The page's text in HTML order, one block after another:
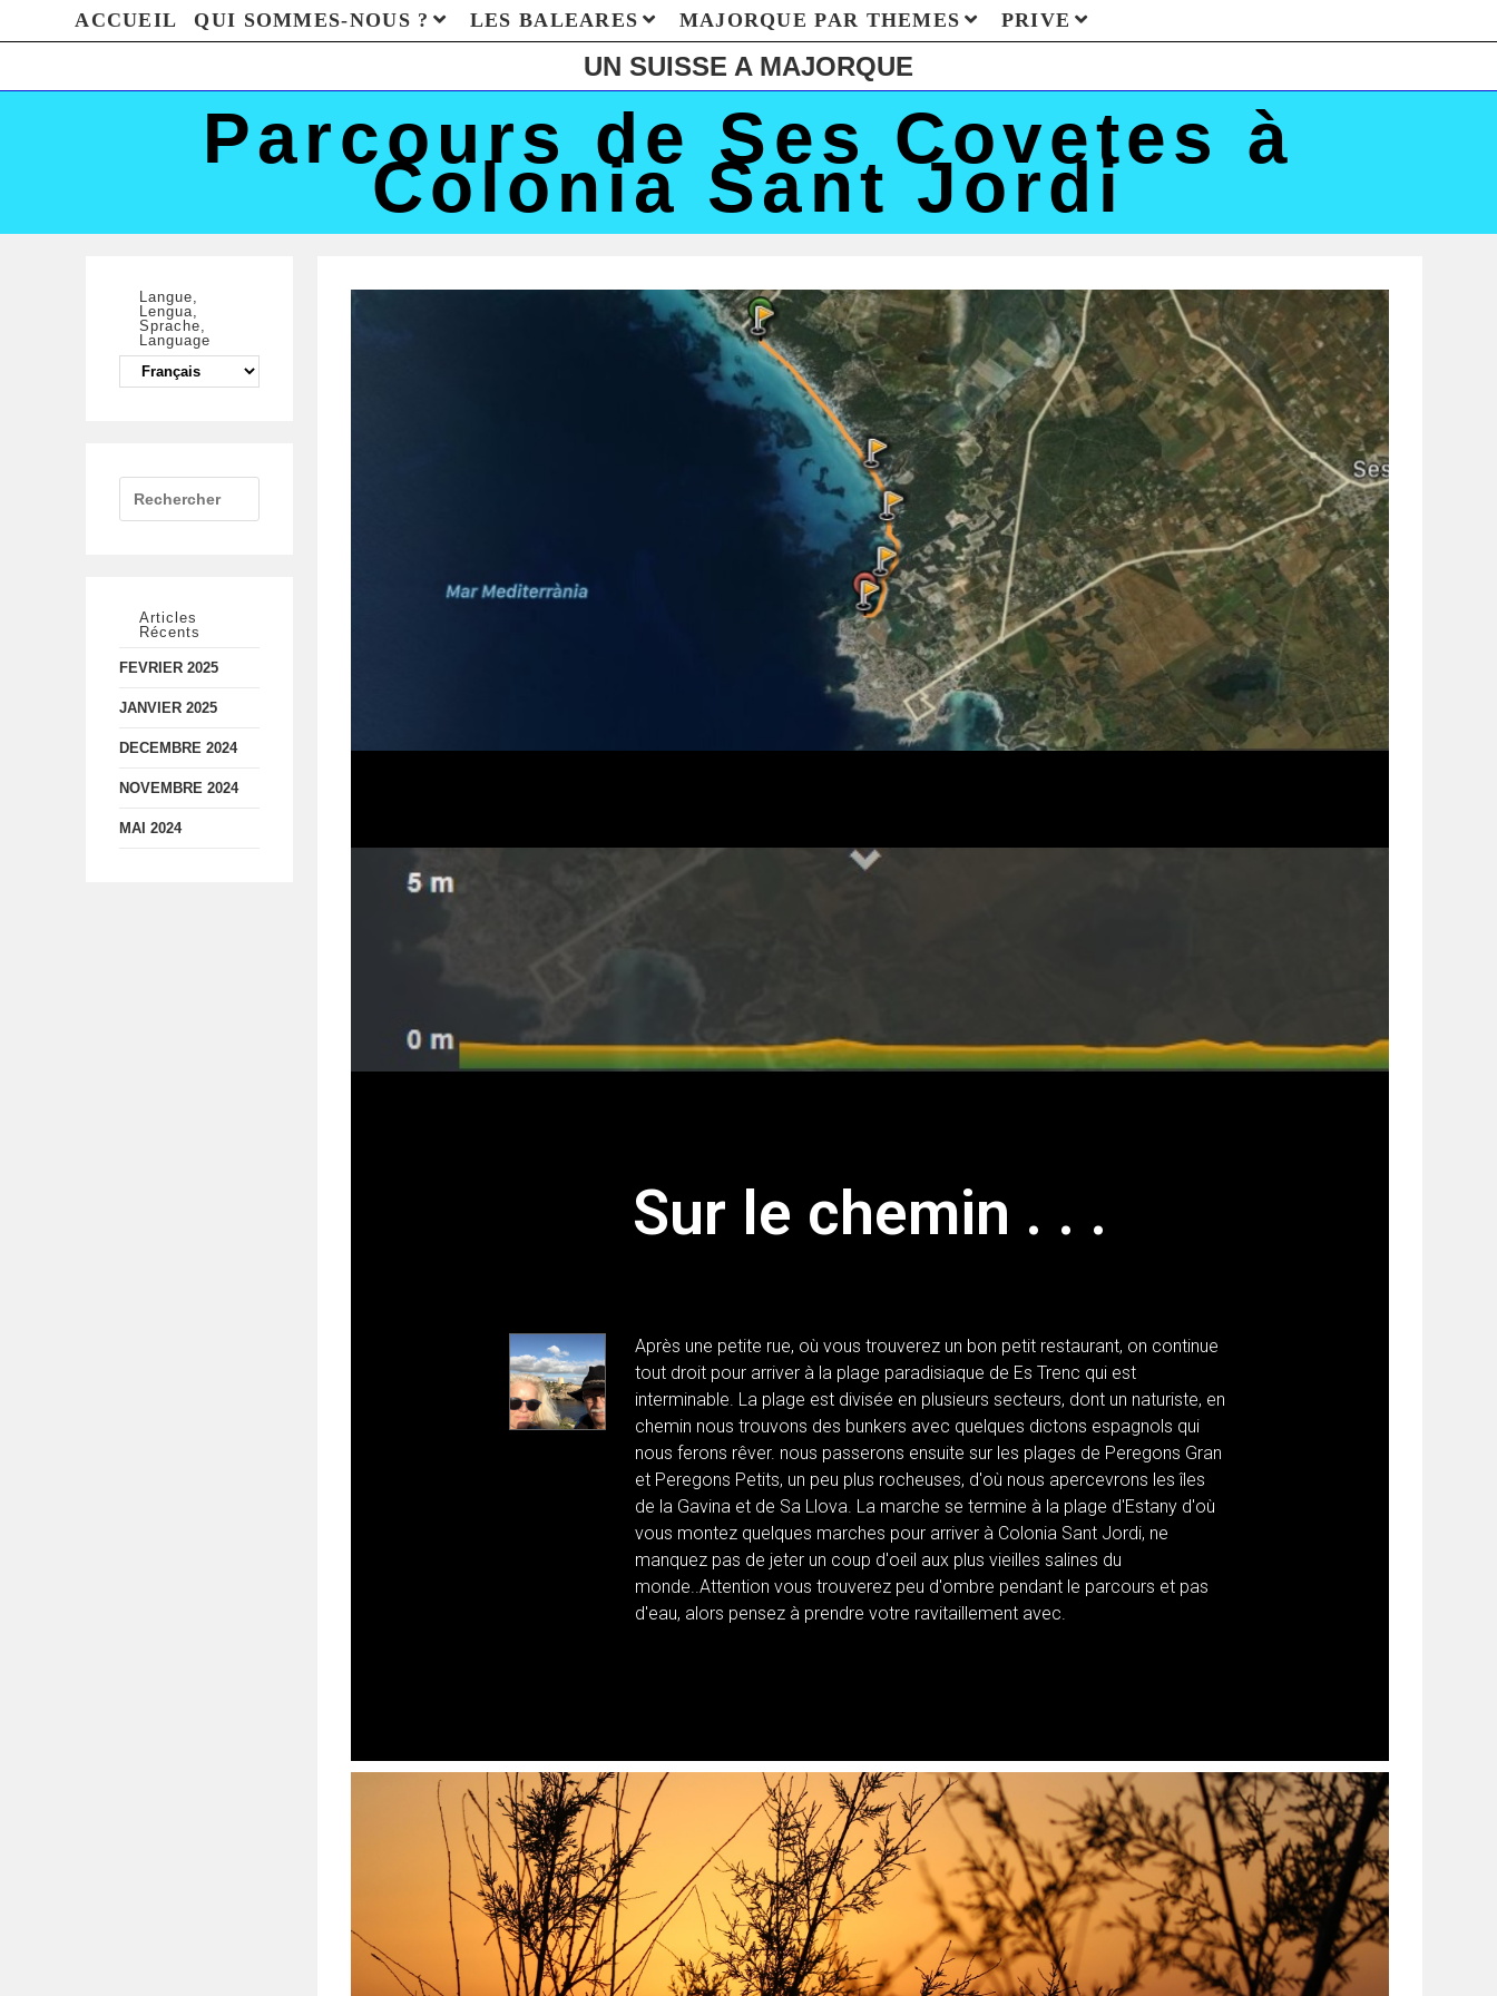
ACCUEIL QUI SOMMES-NOUS ? LES BALEARES MAJORQUE PAR THEMES PRIVE
UN SUISSE A MAJORQUE
Parcours de Ses Covetes à
Colonia Sant Jordi
Langue,
Lengua,
Sprache,
Language
Articles
Récents
FEVRIER 2025
JANVIER 2025
DECEMBRE 2024
NOVEMBRE 2024
MAI 2024
Sur le chemin . . .
Après une petite rue, où vous trouverez un bon petit restaurant, on continue
tout droit pour arriver à la plage paradisiaque de Es Trenc qui est
interminable. La plage est divisée en plusieurs secteurs, dont un naturiste, en
chemin nous trouvons des bunkers avec quelques dictons espagnols qui
nous ferons rêver. nous passerons ensuite sur les plages de Peregons Gran
et Peregons Petits, un peu plus rocheuses, d'où nous apercevrons les îles
de la Gavina et de Sa Llova. La marche se termine à la plage d'Estany d'où
vous montez quelques marches pour arriver à Colonia Sant Jordi, ne
manquez pas de jeter un coup d'oeil aux plus vieilles salines du
monde..Attention vous trouverez peu d'ombre pendant le parcours et pas
d'eau, alors pensez à prendre votre ravitaillement avec.